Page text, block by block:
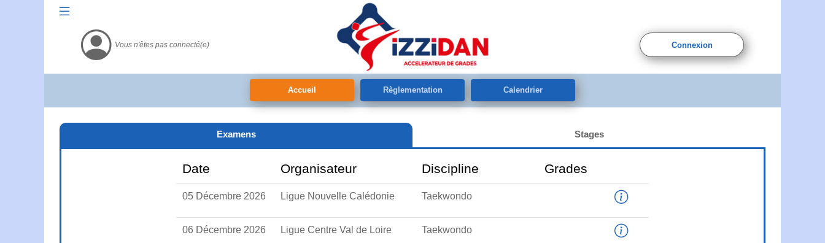
Vous n'êtes pas connecté(e) Connexion
Accueil Règlementation Calendrier
Examens Stages
Date Organisateur Discipline Grades
05 Décembre 2026 Ligue Nouvelle Calédonie Taekwondo
06 Décembre 2026 Ligue Centre Val de Loire Taekwondo